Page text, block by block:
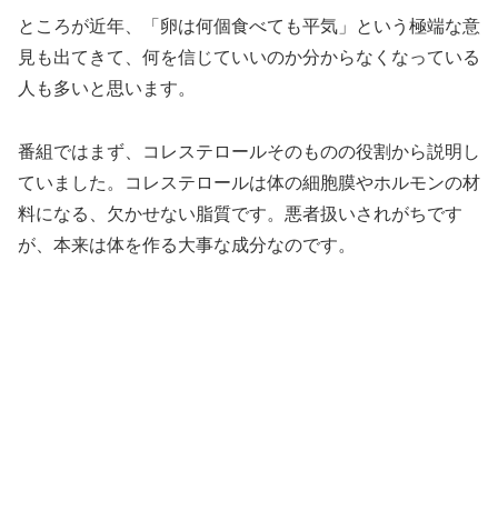
ところが近年、「卵は何個食べても平気」という極端な意
見も出てきて、何を信じていいのか分からなくなっている
人も多いと思います。
番組ではまず、コレステロールそのものの役割から説明し
ていました。コレステロールは体の細胞膜やホルモンの材
料になる、欠かせない脂質です。悪者扱いされがちです
が、本来は体を作る大事な成分なのです。